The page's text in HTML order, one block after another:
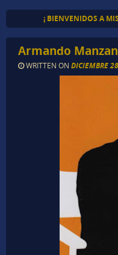
¡ BIENVENIDOS A
Armando
WRITTEN ONDICIEMBRE